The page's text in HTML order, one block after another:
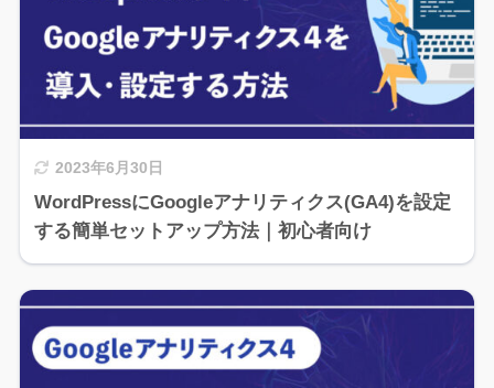
2023年6月30日
WordPressにGoogleアナリティクス(GA4)を設定
する簡単セットアップ方法｜初心者向け